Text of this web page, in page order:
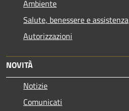
Ambiente
Salute, benessere e assistenza
Autorizzazioni
NOVITÀ
Notizie
Comunicati